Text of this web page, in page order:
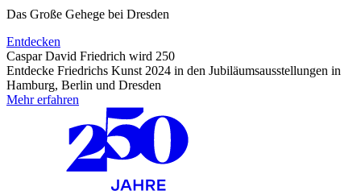
Das Große Gehege bei Dresden
Entdecken
Caspar David Friedrich wird 250
Entdecke Friedrichs Kunst 2024 in den Jubiläumsausstellungen in
Hamburg, Berlin und Dresden
Mehr erfahren